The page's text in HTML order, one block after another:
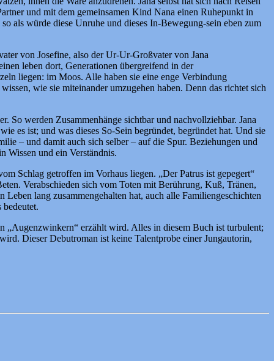
und mit dem gemeinsamen Kind Nana einen Ruhepunkt in
als würde diese Unruhe und dieses In-Bewegung-sein eben zum
von Josefine, also der Ur-Ur-Großvater von Jana
leben dort, Generationen übergreifend in der
liegen: im Moos. Alle haben sie eine enge Verbindung
wie sie miteinander umzugehen haben. Denn das richtet sich
So werden Zusammenhänge sichtbar und nachvollziehbar. Jana
es ist; und was dieses So-Sein begründet, begründet hat. Und sie
– und damit auch sich selber – auf die Spur. Beziehungen und
Wissen und ein Verständnis.
Schlag getroffen im Vorhaus liegen. „Der Patrus ist gepegert“
Verabschieden sich vom Toten mit Berührung, Kuß, Tränen,
lang zusammengehalten hat, auch alle Familiengeschichten
„Augenzwinkern“ erzählt wird. Alles in diesem Buch ist turbulent;
Dieser Debutroman ist keine Talentprobe einer Jungautorin,